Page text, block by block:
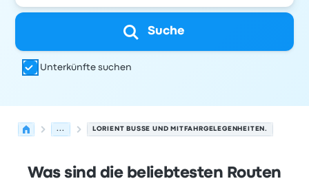
Suche
Unterkünfte suchen
... LORIENT BUSSE UND MITFAHRGELEGENHEITEN.
Was sind die beliebtesten Routen